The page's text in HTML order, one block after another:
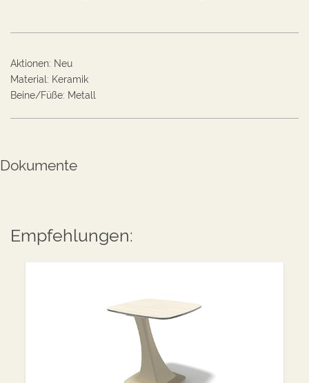
Aktionen: Neu
Material: Keramik
Beine/Füße: Metall
Dokumente
Empfehlungen: